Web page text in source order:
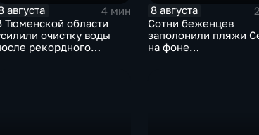
августа
4 мин
Тюменской области
очистку воды
рекордного
8 августа
Сотни беженцев
заполонили пляжи
на фоне